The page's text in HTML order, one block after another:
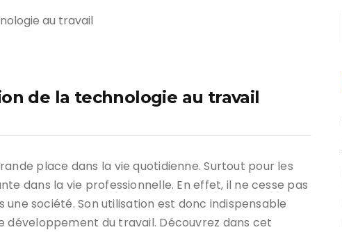
de la technologie au travail
place dans la vie quotidienne. Surtout pour les
dans la vie professionnelle. En effet, il ne cesse pas
société. Son utilisation est donc indispensable
du travail. Découvrez dans cet